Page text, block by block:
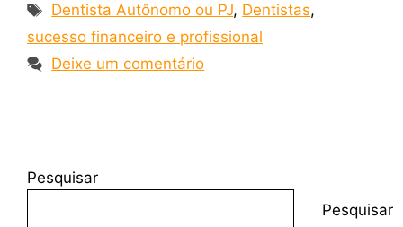
Dentista Autônomo ou PJ, Dentistas,
sucesso financeiro e profissional
Deixe um comentário
Pesquisar
Pesquisar